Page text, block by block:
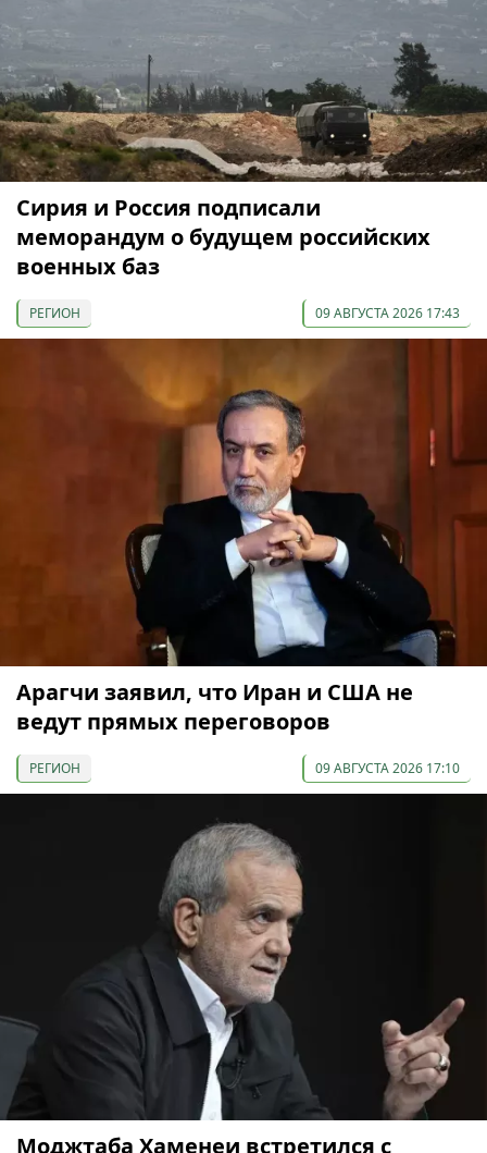
Сирия и Россия подписали
меморандум о будущем российских
военных баз
РЕГИОН 09 АВГУСТА 2026 17:43
Арагчи заявил, что Иран и США не
ведут прямых переговоров
РЕГИОН 09 АВГУСТА 2026 17:10
Моджтаба Хаменеи встретился с